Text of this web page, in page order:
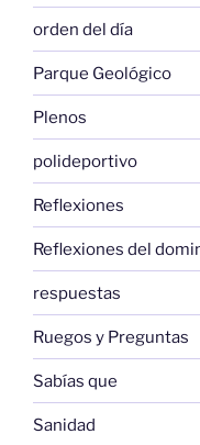
orden del día
Parque Geológico
Plenos
polideportivo
Reflexiones
Reflexiones del
respuestas
Ruegos y Preguntas
Sabías que
Sanidad